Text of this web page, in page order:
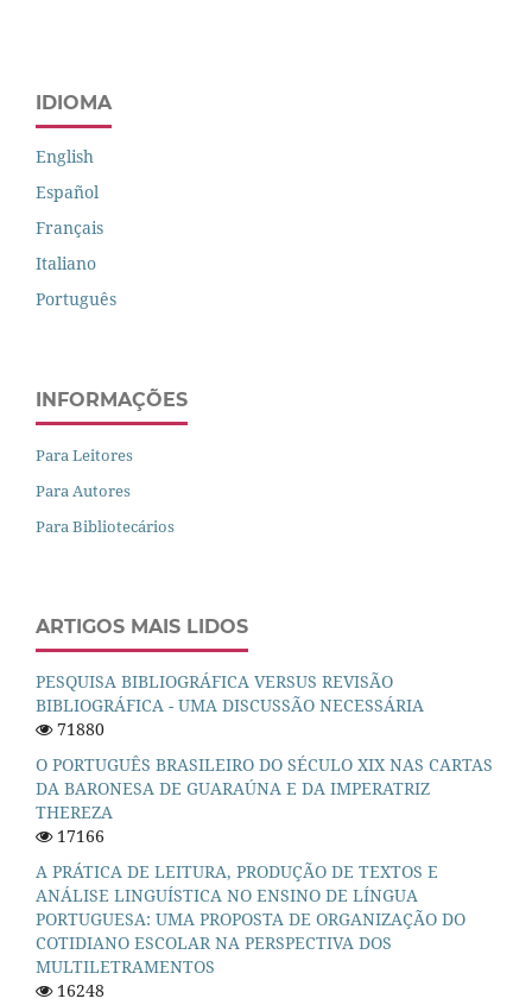
IDIOMA
English
Español
Français
Italiano
Português
INFORMAÇÕES
Para Leitores
Para Autores
Para Bibliotecários
ARTIGOS MAIS LIDOS
PESQUISA BIBLIOGRÁFICA VERSUS REVISÃO
BIBLIOGRÁFICA - UMA DISCUSSÃO NECESSÁRIA
71880
O PORTUGUÊS BRASILEIRO DO SÉCULO XIX NAS CARTAS
DA BARONESA DE GUARAÚNA E DA IMPERATRIZ
THEREZA
17166
A PRÁTICA DE LEITURA, PRODUÇÃO DE TEXTOS E
ANÁLISE LINGUÍSTICA NO ENSINO DE LÍNGUA
PORTUGUESA: UMA PROPOSTA DE ORGANIZAÇÃO DO
COTIDIANO ESCOLAR NA PERSPECTIVA DOS
MULTILETRAMENTOS
16248